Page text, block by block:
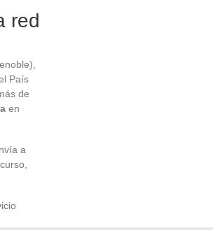
red
País
de
en
a